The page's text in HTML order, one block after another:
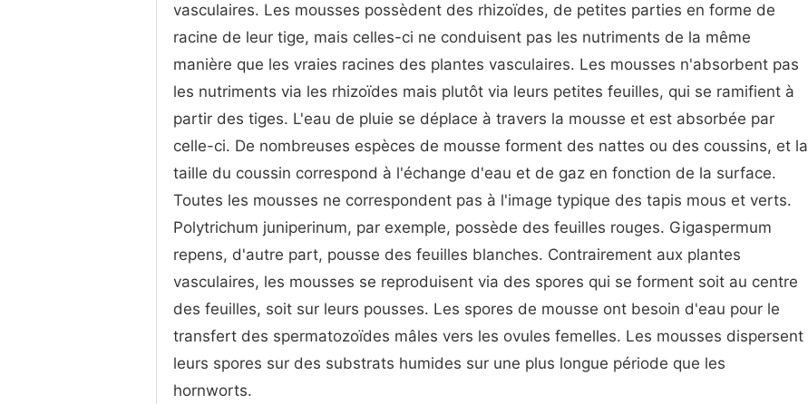
vasculaires. Les mousses possèdent des rhizoïdes, de petites parties en forme de
racine de leur tige, mais celles-ci ne conduisent pas les nutriments de la même
manière que les vraies racines des plantes vasculaires. Les mousses n'absorbent pas
les nutriments via les rhizoïdes mais plutôt via leurs petites feuilles, qui se ramifient à
partir des tiges. L'eau de pluie se déplace à travers la mousse et est absorbée par
celle-ci. De nombreuses espèces de mousse forment des nattes ou des coussins, et la
taille du coussin correspond à l'échange d'eau et de gaz en fonction de la surface.
Toutes les mousses ne correspondent pas à l'image typique des tapis mous et verts.
Polytrichum juniperinum, par exemple, possède des feuilles rouges. Gigaspermum
repens, d'autre part, pousse des feuilles blanches. Contrairement aux plantes
vasculaires, les mousses se reproduisent via des spores qui se forment soit au centre
des feuilles, soit sur leurs pousses. Les spores de mousse ont besoin d'eau pour le
transfert des spermatozoïdes mâles vers les ovules femelles. Les mousses dispersent
leurs spores sur des substrats humides sur une plus longue période que les
hornworts.